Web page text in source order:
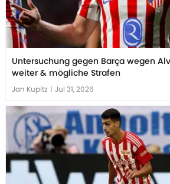
Untersuchung gegen Barça wegen
weiter & mögliche Strafen
Jan Kupitz | Jul 31, 2026